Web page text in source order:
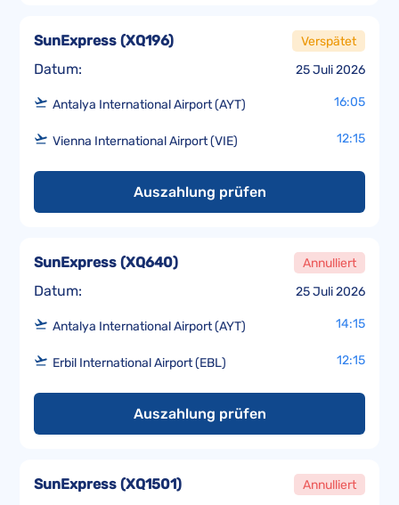
Datum: 25 Juli 2026
SunExpress (XQ196) Verspätet
Antalya International Airport (AYT) 16:05
Vienna International Airport (VIE) 12:15
Auszahlung prüfen
Datum: 25 Juli 2026
SunExpress (XQ640) Annulliert
Antalya International Airport (AYT) 14:15
Erbil International Airport (EBL) 12:15
Auszahlung prüfen
SunExpress (XQ1501) Annulliert